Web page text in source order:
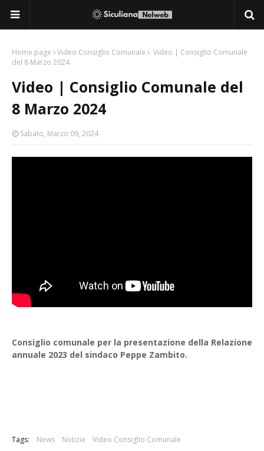
Home page Video Consiglio Comunale
Video | Consiglio Comunale
del 8 Marzo 2024
Video | Consiglio Comunale del
8 Marzo 2024
Sabato, Marzo 09, 2024
Consiglio comunale per la presentazione della Relazione
annuale 2023 del sindaco Peppe Zambito.
Tags: News Notizie Video Consiglio Comunale